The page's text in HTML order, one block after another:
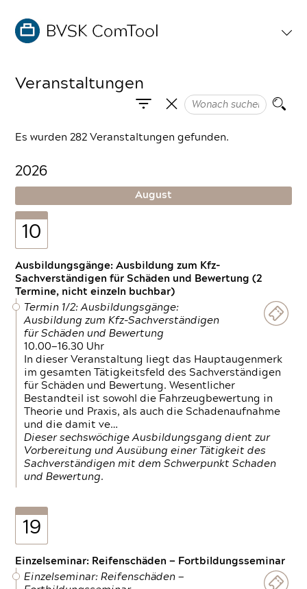
Veranstaltungen
Es wurden 282 Veranstaltungen gefunden.
2026
August
10
Ausbildungsgänge: Ausbildung zum Kfz-
Sachverständigen für Schäden und Bewertung (2
Termine, nicht einzeln buchbar)
Termin 1/2: Ausbildungsgänge:
Ausbildung zum Kfz-Sachverständigen
für Schäden und Bewertung
10.00—16.30 Uhr
In dieser Veranstaltung liegt das Hauptaugenmerk
im gesamten Tätigkeitsfeld des Sachverständigen
für Schäden und Bewertung. Wesentlicher
Bestandteil ist sowohl die Fahrzeugbewertung in
Theorie und Praxis, als auch die Schadenaufnahme
und die damit ve…
Dieser sechswöchige Ausbildungsgang dient zur
Vorbereitung und Ausübung einer Tätigkeit des
Sachverständigen mit dem Schwerpunkt Schaden
und Bewertung.
19
Einzelseminar: Reifenschäden — Fortbildungsseminar
Einzelseminar: Reifenschäden —